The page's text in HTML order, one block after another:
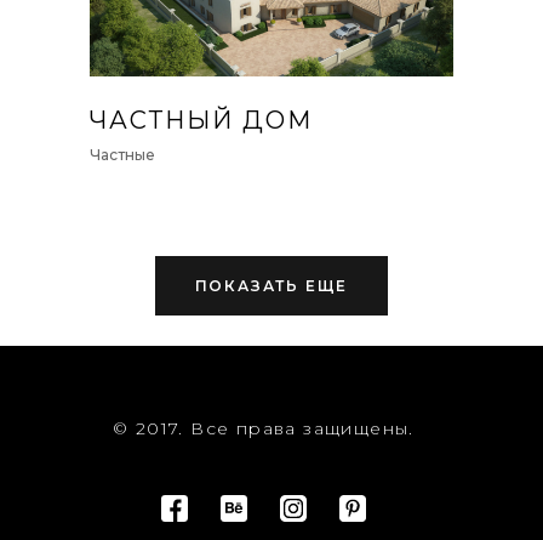
ЧАСТНЫЙ ДОМ
Частные
ПОКАЗАТЬ ЕЩЕ
© 2017. Все права защищены.